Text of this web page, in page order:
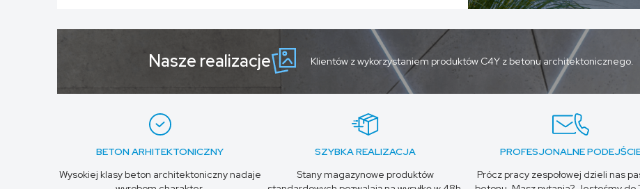
Nasze realizacje Klientów z wykorzystaniem produktów C4Y z betonu architektonicznego.
BETON ARHITEKTONICZNY
Wysokiej klasy beton architektoniczny nadaje
SZYBKA REALIZACJA
Stany magazynowe produktów
PROFESJONALNE
Prócz pracy zespołowej dzieli nas